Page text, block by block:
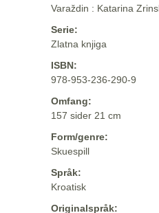
Varaždin : Katarina
Serie:
Zlatna knjiga
ISBN:
978-953-236-290-9
Omfang:
157 sider 21 cm
Form/genre:
Skuespill
Språk:
Kroatisk
Originalspråk: